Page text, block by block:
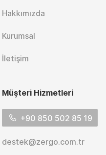
Hakkımızda
Kurumsal
İletişim
Müşteri Hizmetleri
+90 850 502 85 19
destek@zergo.com.tr